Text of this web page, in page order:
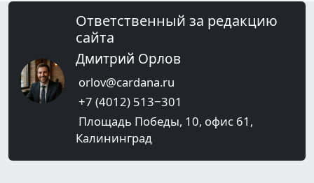
Ответственный за редакцию
сайта
Дмитрий Орлов
orlov@cardana.ru
+7 (4012) 513‒301
Площадь Победы, 10, офис 61,
Калининград